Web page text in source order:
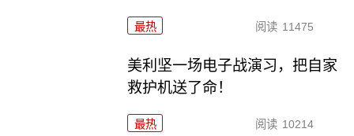
最热 阅读 11475
美利坚一场电子战演习，把自家
救护机送了命！
最热 阅读 10214